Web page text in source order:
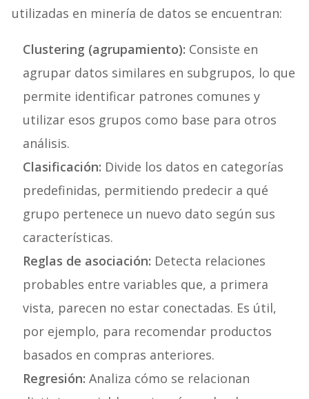
utilizadas en minería de datos se encuentran:
Clustering (agrupamiento): Consiste en
agrupar datos similares en subgrupos, lo que
permite identificar patrones comunes y
utilizar esos grupos como base para otros
análisis.
Clasificación: Divide los datos en categorías
predefinidas, permitiendo predecir a qué
grupo pertenece un nuevo dato según sus
características.
Reglas de asociación: Detecta relaciones
probables entre variables que, a primera
vista, parecen no estar conectadas. Es útil,
por ejemplo, para recomendar productos
basados en compras anteriores.
Regresión: Analiza cómo se relacionan